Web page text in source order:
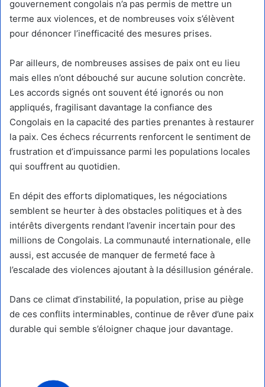
gouvernement congolais n’a pas permis de mettre un
terme aux violences, et de nombreuses voix s’élèvent
pour dénoncer l’inefficacité des mesures prises.
Par ailleurs, de nombreuses assises de paix ont eu lieu
mais elles n’ont débouché sur aucune solution concrète.
Les accords signés ont souvent été ignorés ou non
appliqués, fragilisant davantage la confiance des
Congolais en la capacité des parties prenantes à restaurer
la paix. Ces échecs récurrents renforcent le sentiment de
frustration et d’impuissance parmi les populations locales
qui souffrent au quotidien.
En dépit des efforts diplomatiques, les négociations
semblent se heurter à des obstacles politiques et à des
intérêts divergents rendant l’avenir incertain pour des
millions de Congolais. La communauté internationale, elle
aussi, est accusée de manquer de fermeté face à
l’escalade des violences ajoutant à la désillusion générale.
Dans ce climat d’instabilité, la population, prise au piège
de ces conflits interminables, continue de rêver d’une paix
durable qui semble s’éloigner chaque jour davantage.